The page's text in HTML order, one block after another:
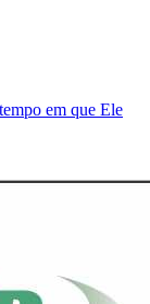
em que Ele